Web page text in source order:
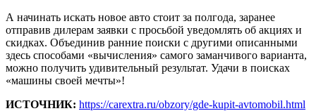
А начинать искать новое авто стоит за полгода, заранее
отправив дилерам заявки с просьбой уведомлять об акциях и
скидках. Объединив ранние поиски с другими описанными
здесь способами «вычисления» самого заманчивого варианта,
можно получить удивительный результат. Удачи в поисках
«машины своей мечты»!
ИСТОЧНИК: https://carextra.ru/obzory/gde-kupit-avtomobil.html